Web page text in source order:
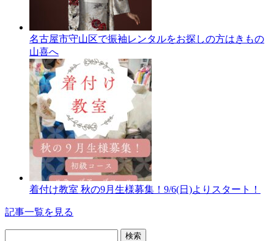
名古屋市守山区で振袖レンタルをお探しの方はきもの
山喜へ
着付け教室 秋の9月生様募集！9/6(日)よりスタート！
記事一覧を見る